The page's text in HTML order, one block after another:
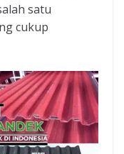
satu
cukup